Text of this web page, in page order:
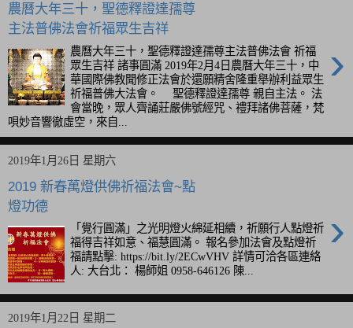
農曆大年三十，聖德釋證達孺尊
主法普佛法會祈福眾生吉祥
›
農曆大年三十，聖德釋證達孺尊主法普佛法會 祈福
眾生吉祥 諸事圓滿 2019年2月4日農曆大年三十，中
華國際佛教聞修正法會於還願精舍隆重舉辦利益眾生
祈福普佛大法會。 聖德釋證達孺尊 親自主法。 法
會當晚，眾人齊誦莊嚴佛號經咒、禮拜諸佛菩薩，梵
唄妙音響徹虛空，來自...
2019年1月26日 星期六
2019 新春萬燈供佛祈福法會~點
燈功德
›
「覺行圓滿」之光明燈火綿延相續，祈願行人點燈祈
福得吉祥如意、福慧圓滿。 報名參加法會及點燈祈
福請點擊: https://bit.ly/2ECwVHV 詳情可洽各區連絡
人: 大台北： 楊師姐 0958-646126 陳...
2019年1月22日 星期二